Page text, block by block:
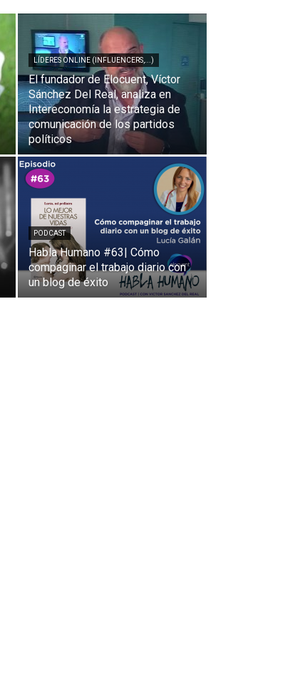
LÍDERES ONLINE (INFLUENCERS,...)
El fundador de Elocuent, Víctor
Sánchez Del Real, analiza en
Intereconomía la estrategia de
comunicación de los partidos
políticos
PODCAST
Habla Humano #63| Cómo
compaginar el trabajo diario con
un blog de éxito